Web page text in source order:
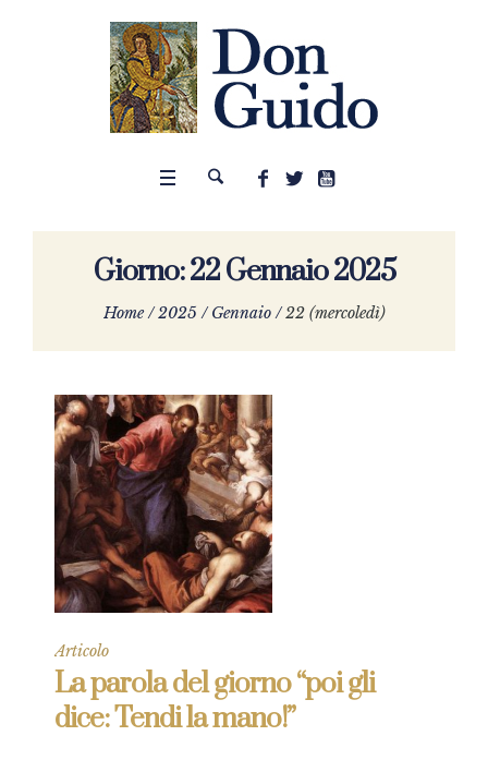
Giorno:22 Gennaio 2025
Home /2025 /Gennaio /22 (mercoledì)
Articolo
La parola del giorno “poi gli
dice: Tendi la mano!”